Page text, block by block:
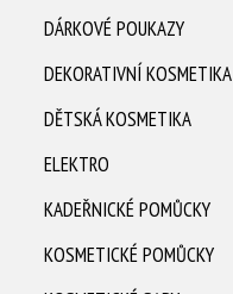
DÁRKOVÉ POUKAZY
DEKORATIVNÍ KOSMETIKA
DĚTSKÁ KOSMETIKA
ELEKTRO
KADEŘNICKÉ POMŮCKY
KOSMETICKÉ POMŮCKY